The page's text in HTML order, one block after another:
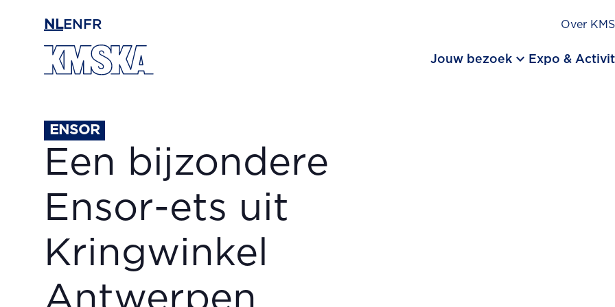
NLEN FR Over
Jouw bezoek keyboard_arrow_down Expo &
ENSOR
Een bijzondere
Ensor-ets uit
Kringwinkel
Antwerpen